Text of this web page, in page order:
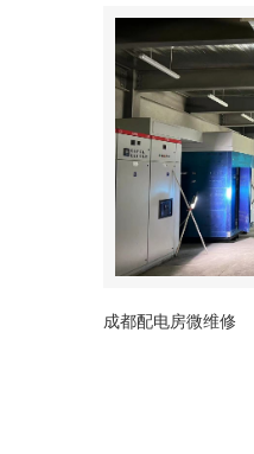
成都配电房微维修